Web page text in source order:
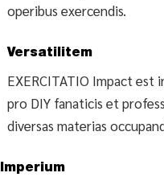
operibus exercendis.
Versatilitem
EXERCITATIO Impact
pro DIY fanaticis et
diversas materias
Imperium